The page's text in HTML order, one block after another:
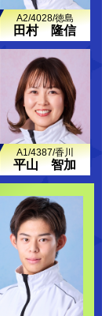
A2/4028/徳島
田村 隆信
A1/4387/香川
平山 智加